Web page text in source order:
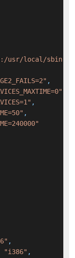
usr/local/
,
,
,
,
"i386" ,